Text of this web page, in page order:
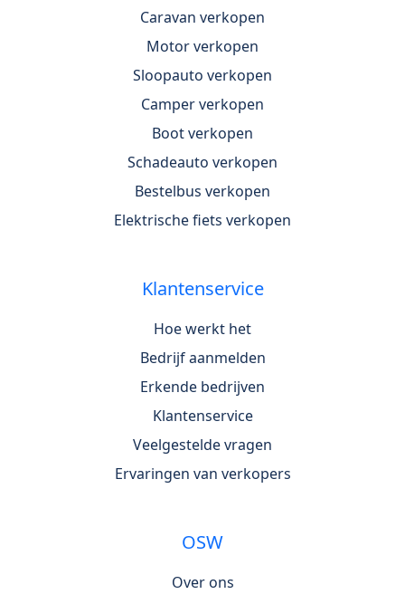
Caravan verkopen
Motor verkopen
Sloopauto verkopen
Camper verkopen
Boot verkopen
Schadeauto verkopen
Bestelbus verkopen
Elektrische fiets verkopen
Klantenservice
Hoe werkt het
Bedrijf aanmelden
Erkende bedrijven
Klantenservice
Veelgestelde vragen
Ervaringen van verkopers
OSW
Over ons